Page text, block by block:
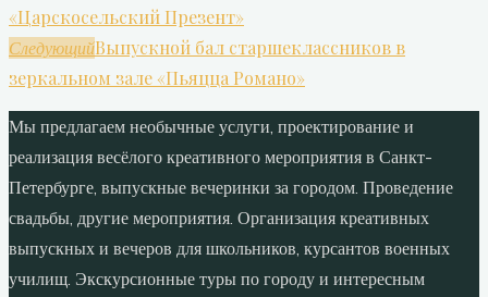
«Царскосельский Презент»
СледующийВыпускной бал старшеклассников в
зеркальном зале «Пьяцца Романо»
Мы предлагаем необычные услуги, проектирование и
реализация весёлого креативного мероприятия в Санкт-
Петербурге, выпускные вечеринки за городом. Проведение
свадьбы, другие мероприятия. Организация креативных
выпускных и вечеров для школьников, курсантов военных
училищ. Экскурсионные туры по городу и интересным